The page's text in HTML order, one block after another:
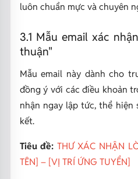
luôn chuẩn mực và chuyên
3.1 Mẫu email xác
thuận"
Mẫu email này dành cho
đồng ý với các điều khoản
nhận ngay lập tức, thể hiện
kết.
Tiêu đề: THƯ XÁC NHẬN
TÊN] – [VỊ TRÍ ỨNG TUYỂN]